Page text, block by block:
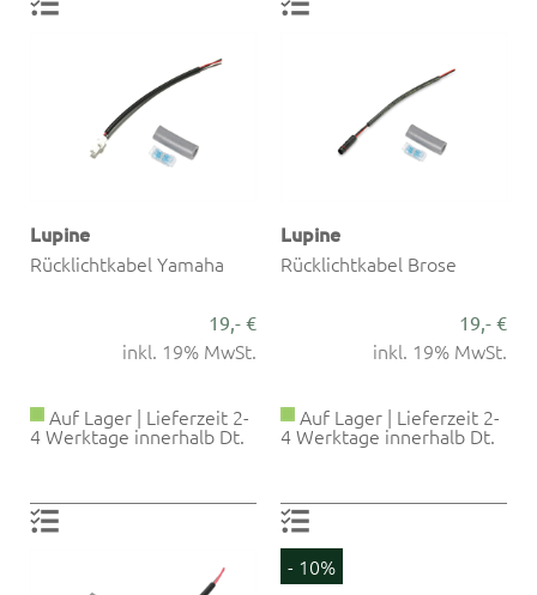
Lupine
Rücklichtkabel Yamaha
19,- €
inkl. 19% MwSt.
Auf Lager | Lieferzeit 2-
4 Werktage innerhalb Dt.
Lupine
Rücklichtkabel Brose
19,- €
inkl. 19% MwSt.
Auf Lager | Lieferzeit 2-
4 Werktage innerhalb Dt.
- 10%